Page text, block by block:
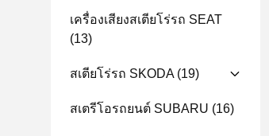
เครื่องเสียงสเตียโร่รถ SEAT
(13)
สเตียโร่รถ SKODA(19)
สเตรีโอรถยนต์ SUBARU (16)